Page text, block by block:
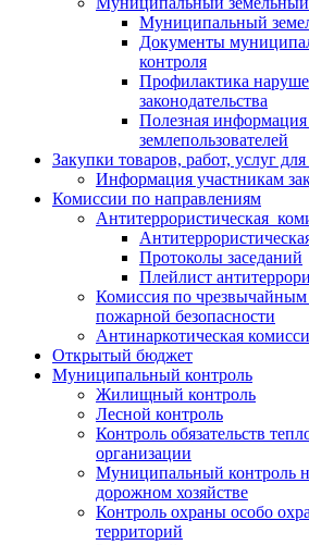
Муниципальный
Документы
контроля
Профилактика
законодательства
Полезная информация
землепользователей
Закупки товаров, работ, услуг
Информация участникам
Комиссии по направлениям
Антитеррористическая
Протоколы заседаний
Плейлист
Комиссия по
пожарной безопасности
Антинаркотическая
Открытый бюджет
Муниципальный контроль
Жилищный контроль
Лесной контроль
Контроль обязательств
организации
Муниципальный контроль
дорожном хозяйстве
Контроль охраны особо
территорий